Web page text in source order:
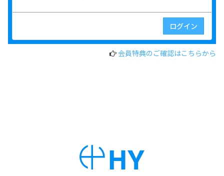
会員特典のご確認はこちらから